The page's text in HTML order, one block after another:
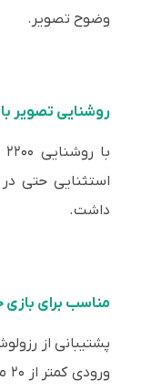
وضوح تصویر.
روشنایی تصویر
استثنایی حتی
داشت.
مناسب برای بازی
ورودی کمتر از ۲۰ میلی‌ثانیه، این